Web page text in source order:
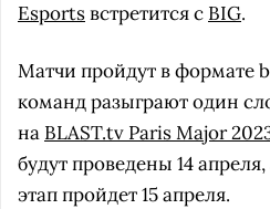
Esportsвстретится с BIG.
Матчи пройдут в формате
команд разыграют один
на BLAST.tv Paris Major
будут проведены 14
этап пройдет 15 апреля.